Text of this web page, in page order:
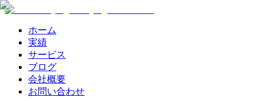
ホーム
実績
サービス
ブログ
会社概要
お問い合わせ